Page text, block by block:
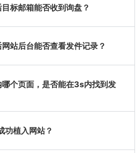
标邮箱能否收到询盘？
站后台能否查看发件记录？
个页面，是否能在3s内找到发
功植入网站？